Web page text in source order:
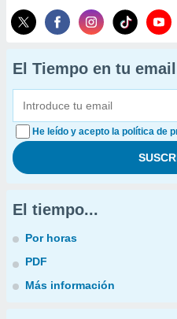
El Tiempo en tu email
He leído y acepto la política de
El tiempo...
Por horas
PDF
Más información